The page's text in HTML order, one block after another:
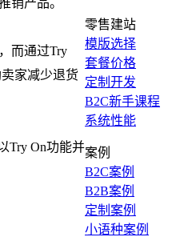
而通过Try
家减少退货
Try On功能并
零售建站
模版选择
套餐价格
定制开发
B2C新手课程
系统性能
案例
B2C案例
B2B案例
定制案例
小语种案例